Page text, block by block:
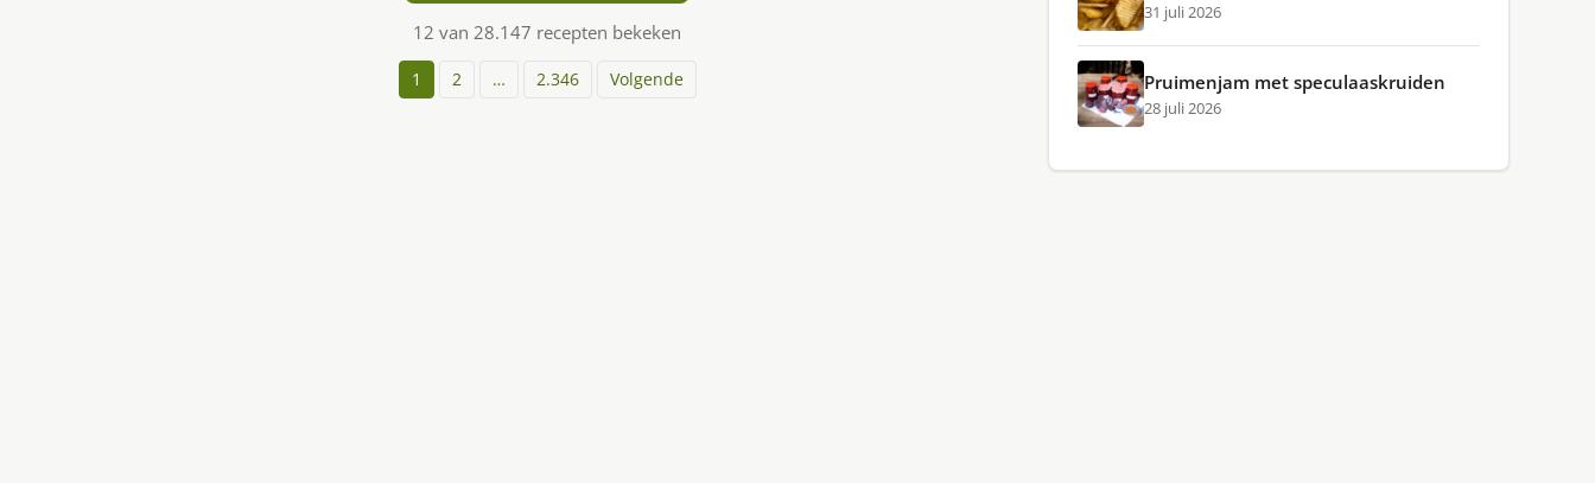
12 van 28.147 recepten bekeken
1 2 … 2.346 Volgende
31 juli 2026
Pruimenjam met speculaaskruiden
28 juli 2026